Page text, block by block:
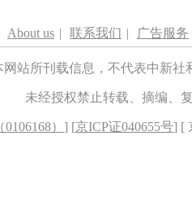
About us | 联系我们 | 广告服务
网站所刊载信息，不代表中新
未经授权禁止转载、摘编、
） ] [京ICP证040655号] [